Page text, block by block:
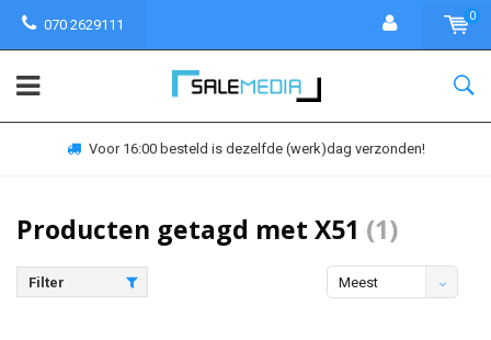
070 2629111
0
Voor 16:00 besteld is dezelfde (werk)dag verzonden!
Producten getagd met X51 (1)
Filter
Meest